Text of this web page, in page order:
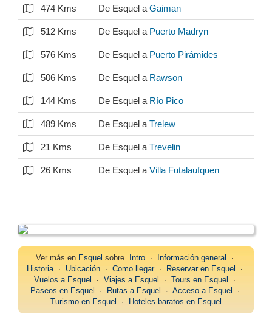
474 Kms De Esquel a Gaiman
512 Kms De Esquel a Puerto Madryn
576 Kms De Esquel a Puerto Pirámides
506 Kms De Esquel a Rawson
144 Kms De Esquel a Río Pico
489 Kms De Esquel a Trelew
21 Kms De Esquel a Trevelin
26 Kms De Esquel a Villa Futalaufquen
Ver más en Esquel sobre Intro ∙ Información general
∙
Historia∙ Ubicación ∙ Como llegar∙ Reservar en Esquel
∙
Vuelos a Esquel
∙ Viajes a Esquel ∙ Tours en Esquel
∙
Paseos en Esquel
∙ Rutas a Esquel ∙ Acceso a Esquel
∙
Turismo en Esquel
∙ Hoteles baratos en Esquel